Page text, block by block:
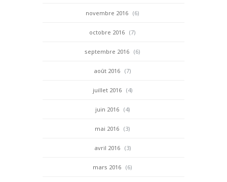
novembre 2016 (6)
octobre 2016 (7)
septembre 2016 (6)
août 2016 (7)
juillet 2016 (4)
juin 2016 (4)
mai 2016 (3)
avril 2016 (3)
mars 2016 (6)